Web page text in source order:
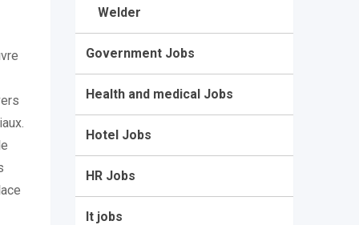
Welder
Government Jobs
Health and medical Jobs
Hotel Jobs
HR Jobs
It jobs